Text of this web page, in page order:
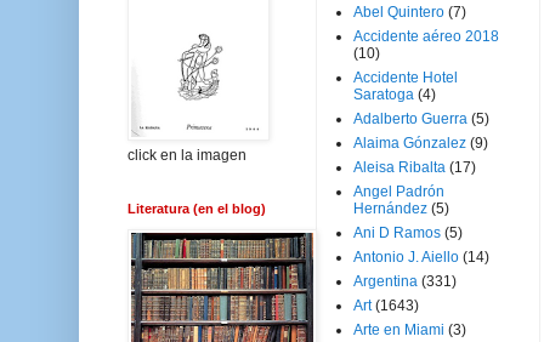
click en la imagen
Literatura (en el blog)
Abel Quintero (7)
Accidente aéreo 2018
(10)
Accidente Hotel
Saratoga (4)
Adalberto Guerra (5)
Alaima Gónzalez (9)
Aleisa Ribalta (17)
Angel Padrón
Hernández (5)
Ani D Ramos (5)
Antonio J. Aiello (14)
Argentina (331)
Art (1643)
Arte en Miami (3)